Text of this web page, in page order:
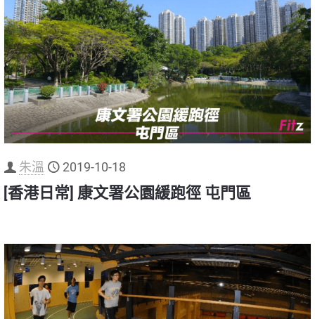
朱溫 2019-10-18
[香港日常] 康文署公園緩跑徑 屯門區